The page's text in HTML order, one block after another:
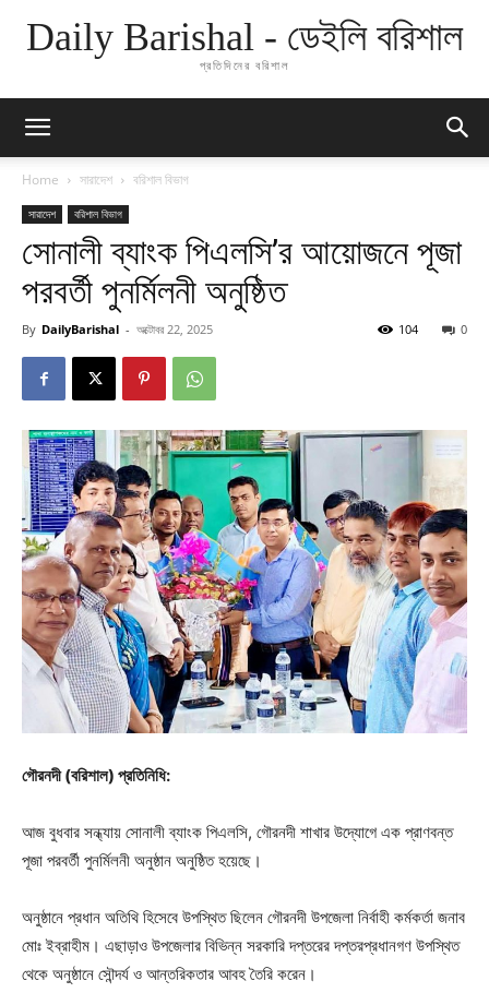
Daily Barishal - ডেইলি বরিশাল
প্রতিদিনের বরিশাল
Home সারাদেশ বরিশাল বিভাগ
সারাদেশ বরিশাল বিভাগ
সোনালী ব্যাংক পিএলসি’র আয়োজনে পূজা
পরবর্তী পুনর্মিলনী অনুষ্ঠিত
By DailyBarishal - অক্টোবর 22, 2025 0
104
গৌরনদী (বরিশাল) প্রতিনিধি:
আজ বুধবার সন্ধ্যায় সোনালী ব্যাংক পিএলসি, গৌরনদী শাখার উদ্যোগে এক প্রাণবন্ত
পূজা পরবর্তী পুনর্মিলনী অনুষ্ঠান অনুষ্ঠিত হয়েছে।
অনুষ্ঠানে প্রধান অতিথি হিসেবে উপস্থিত ছিলেন গৌরনদী উপজেলা নির্বাহী কর্মকর্তা জনাব
মোঃ ইব্রাহীম। এছাড়াও উপজেলার বিভিন্ন সরকারি দপ্তরের দপ্তরপ্রধানগণ উপস্থিত
থেকে অনুষ্ঠানে সৌন্দর্য ও আন্তরিকতার আবহ তৈরি করেন।